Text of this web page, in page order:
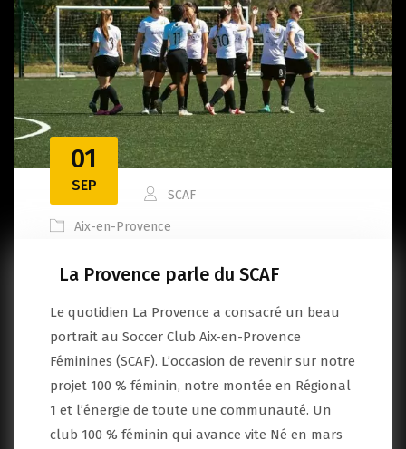
01
SEP
SCAF
Aix-en-Provence
La Provence parle du SCAF
Le quotidien La Provence a consacré un beau
portrait au Soccer Club Aix-en-Provence
Féminines (SCAF). L’occasion de revenir sur notre
projet 100 % féminin, notre montée en Régional
1 et l’énergie de toute une communauté. Un
club 100 % féminin qui avance vite Né en mars